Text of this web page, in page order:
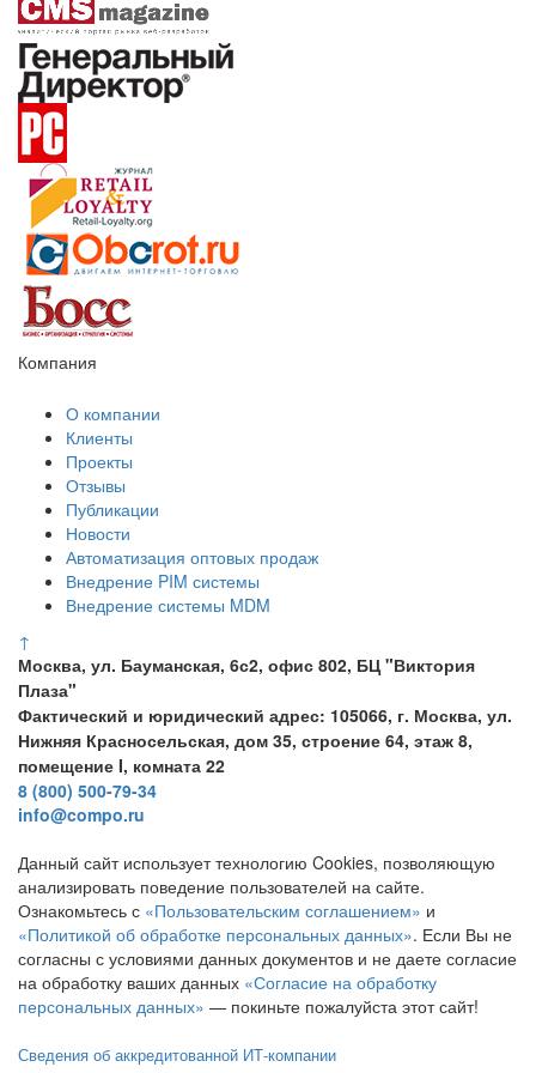
Компания
О компании
Клиенты
Проекты
Отзывы
Публикации
Новости
Автоматизация оптовых продаж
Внедрение PIM системы
Внедрение системы MDM
↑
Москва, ул. Бауманская, 6с2, офис 802, БЦ "Виктория
Плаза"
Фактический и юридический адрес: 105066, г. Москва, ул.
Нижняя Красносельская, дом 35, строение 64, этаж 8,
помещение I, комната 22
8 (800) 500-79-34
info@compo.ru
Данный сайт использует технологию Cookies, позволяющую
анализировать поведение пользователей на сайте.
Ознакомьтесь с «Пользовательским соглашением» и
«Политикой об обработке персональных данных». Если Вы не
согласны с условиями данных документов и не даете согласие
на обработку ваших данных «Согласие на обработку
персональных данных» — покиньте пожалуйста этот сайт!
Сведения об аккредитованной ИТ-компании